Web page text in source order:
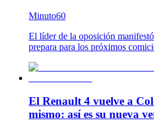
Minuto60
El líder de la oposición
prepara para los próximos
El Renault 4 vuelve a
mismo: así es su nueva